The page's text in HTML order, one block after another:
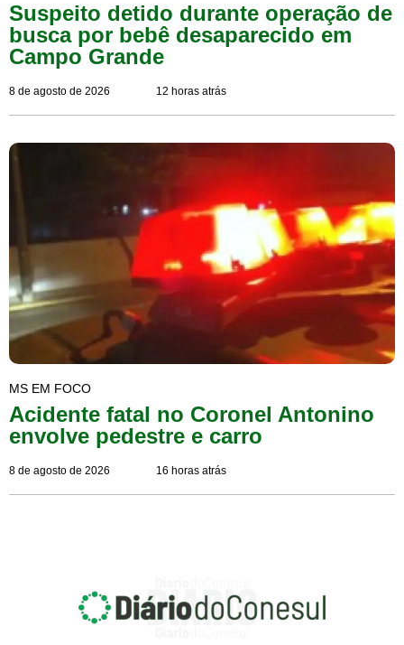
Suspeito detido durante operação de
busca por bebê desaparecido em
Campo Grande
8 de agosto de 2026 12 horas atrás
MS EM FOCO
Acidente fatal no Coronel Antonino
envolve pedestre e carro
8 de agosto de 2026 16 horas atrás